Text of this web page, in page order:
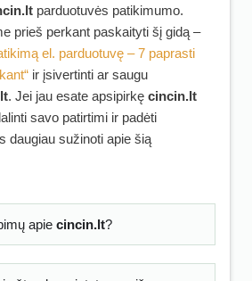
parduotuvės patikimumo.
prieš perkant paskaityti šį gidą –
el. parduotuvę – 7 paprasti
ir įsivertinti ar saugu
. Jei jau esate apsipirkę cincin.lt
savo patirtimi ir padėti
daugiau sužinoti apie šią
apie cincin.lt?